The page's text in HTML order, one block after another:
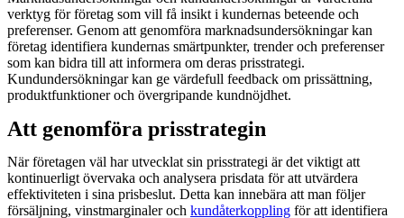
verktyg för företag som vill få insikt i kundernas beteende och
preferenser. Genom att genomföra marknadsundersökningar kan
företag identifiera kundernas smärtpunkter, trender och preferenser
som kan bidra till att informera om deras prisstrategi.
Kundundersökningar kan ge värdefull feedback om prissättning,
produktfunktioner och övergripande kundnöjdhet.
Att genomföra prisstrategin
När företagen väl har utvecklat sin prisstrategi är det viktigt att
kontinuerligt övervaka och analysera prisdata för att utvärdera
effektiviteten i sina prisbeslut. Detta kan innebära att man följer
försäljning, vinstmarginaler och kundåterkoppling för att identifiera